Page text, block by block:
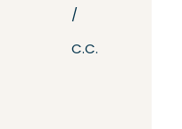
/
C.C.